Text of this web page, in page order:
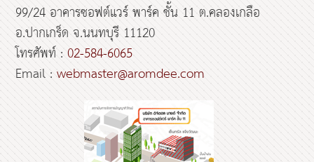
99/24 อาคารซอฟต์แวร์ พาร์ค ชั้น 11 ต.คลองเกลือ
อ.ปากเกร็ด จ.นนทบุรี 11120
โทรศัพท์ :02-584-6065
Email :webmaster@aromdee.com